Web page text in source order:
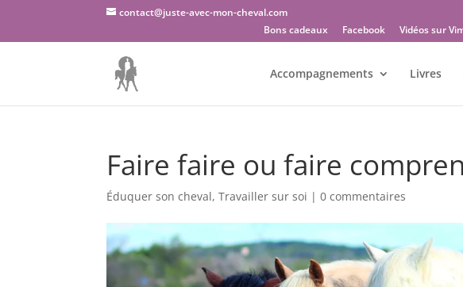
contact@juste-avec-mon-cheval.com
Bons cadeaux
Facebook Vidéos sur
Accompagnements Livres
Faire faire ou faire
Éduquer son cheval,Travailler sur soi |0 commentaires